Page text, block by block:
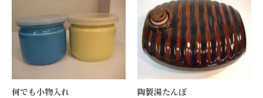
何でも小物入れ
陶製湯たんぽ